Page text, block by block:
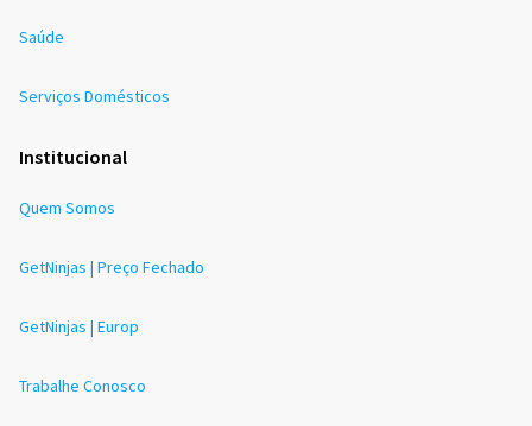
Saúde
Serviços Domésticos
Institucional
Quem Somos
GetNinjas | Preço Fechado
GetNinjas | Europ
Trabalhe Conosco